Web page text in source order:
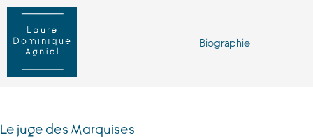
Biographie
Le juge des Marquises